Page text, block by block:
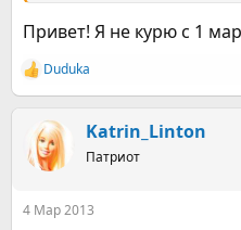
Привет! Я не курю с 1
Р
е
ц
и
Duduka
Katrin_Linton
Патриот
4 Мар 2013